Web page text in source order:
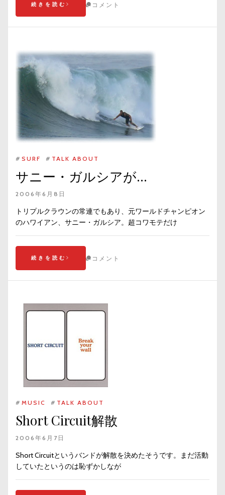
続きを読む コメント
# SURF # TALK ABOUT
サニー・ガルシアが…
2006年6月8日
トリプルクラウンの常連でもあり、元ワールドチャンピオン
のハワイアン、サニー・ガルシア。超コワモテだけ
続きを読む コメント
# MUSIC # TALK ABOUT
Short Circuit解散
2006年6月7日
Short Circuitというバンドが解散を決めたそうです。まだ活動
していたというのは恥ずかしなが